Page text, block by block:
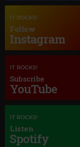
MEL TORMÉ
IT ROCKS!
Follow
Instagram
IT ROCKS!
Subscribe
YouTube
IT ROCKS!
Listen
Spotify